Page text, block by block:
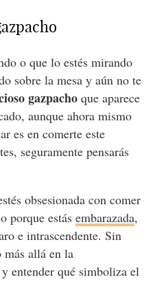
o que lo estés mirando
sobre la mesa y aún no te
gazpachoque aparece
aunque ahora mismo
es en comerte este
seguramente pensarás
obsesionada con comer
porque estás embarazada,
e intrascendente. Sin
más allá en la
entender qué simboliza el